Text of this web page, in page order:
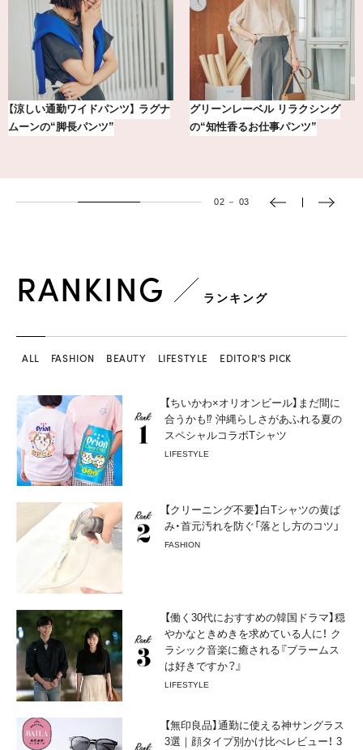
気分が上がる「フルラ」のアイウェ
アを「眼鏡市場」で探して。
おしゃれが即決まる！真夏の着こな
し7選【1週間コーデまとめ】
03 － 03
RANKING ランキング
ALL FASHION BEAUTY LIFESTYLE EDITOR'S PICK
【ちいかわ×オリオンビール】まだ間に
合うかも⁉︎ 沖縄らしさがあふれる夏の
スペシャルコラボTシャツ
LIFESTYLE
【クリーニング不要】白Tシャツの黄ば
み・首元汚れを防ぐ「落とし方のコツ」
FASHION
【働く30代におすすめの韓国ドラマ】穏
やかなときめきを求めている人に！ ク
ラシック音楽に癒される『ブラームス
は好きですか？』
LIFESTYLE
【無印良品】通勤に使える神サングラス
3選｜顔タイプ別かけ比べレビュー！ 3